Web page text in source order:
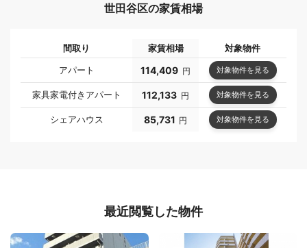
世田谷区の家賃相場
間取り 家賃相場
対象物件
アパート
114,409 円 対象物件を見る
家具家電付きアパート 112,133 円 対象物件を見る
シェアハウス 85,731 円 対象物件を見る
最近閲覧した物件